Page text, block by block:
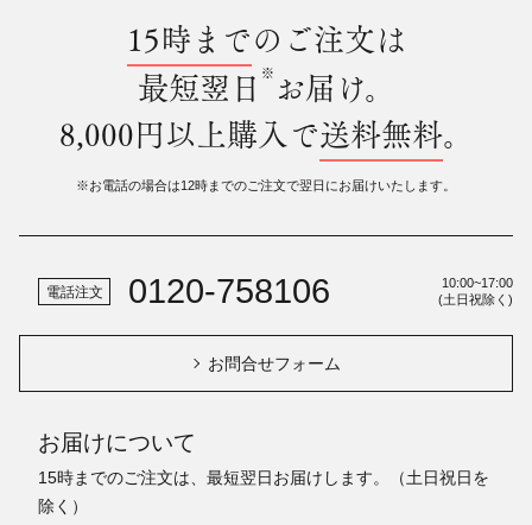
15時までのご注文は
最短翌日 ※ お届け。
8,000円以上購入で送料無料。
※お電話の場合は12時までのご注文で翌日にお届けいたします。
電話注文 0120-758106
10:00~17:00
(土日祝除く)
お問合せフォーム
お届けについて
15時までのご注文は、最短翌日お届けします。（土日祝日を
除く）